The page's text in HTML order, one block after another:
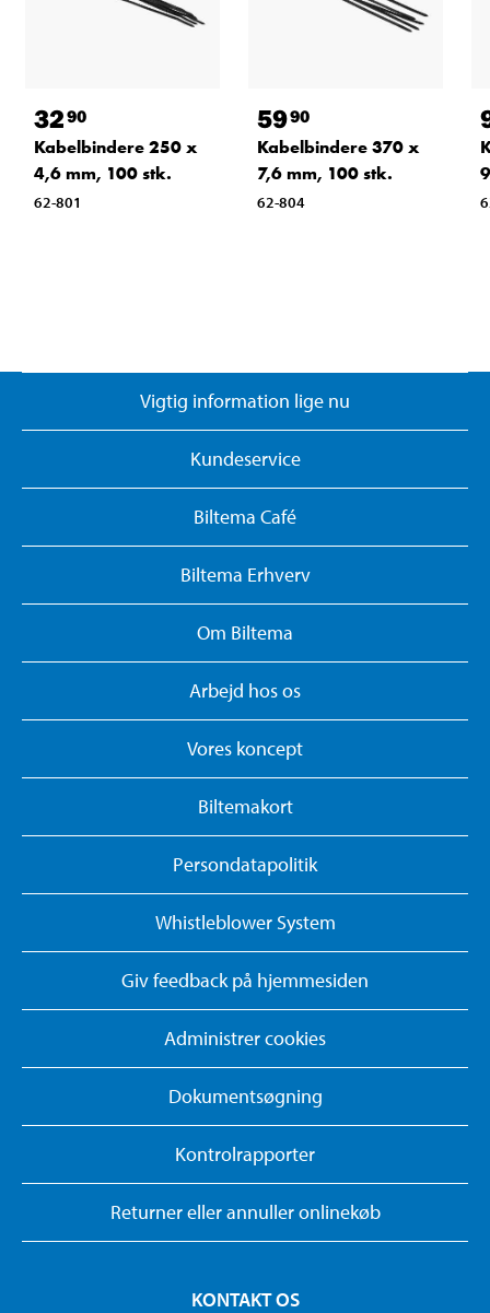
3290
Kabelbindere 250 x
4,6 mm, 100 stk.
62-801
5990
Kabelbindere 370 x
7,6 mm, 100 stk.
62-804
Vigtig information lige nu
Kundeservice
Biltema Café
Biltema Erhverv
Om Biltema
Arbejd hos os
Vores koncept
Biltemakort
Persondatapolitik
Whistleblower System
Giv feedback på hjemmesiden
Administrer cookies
Dokumentsøgning
Kontrolrapporter
Returner eller annuller onlinekøb
KONTAKT OS